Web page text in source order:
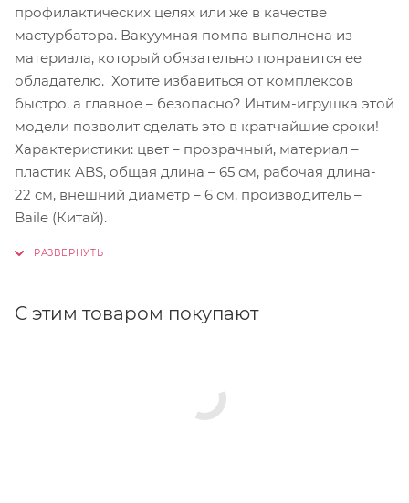
профилактических целях или же в качестве
мастурбатора. Вакуумная помпа выполнена из
материала, который обязательно понравится ее
обладателю. Хотите избавиться от комплексов
быстро, а главное – безопасно? Интим-игрушка этой
модели позволит сделать это в кратчайшие сроки!
Характеристики: цвет – прозрачный, материал –
пластик ABS, общая длина – 65 см, рабочая длина-
22 см, внешний диаметр – 6 см, производитель –
Baile (Китай).
С этим товаром покупают